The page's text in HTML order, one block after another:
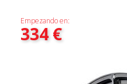
Empezando en:
334€